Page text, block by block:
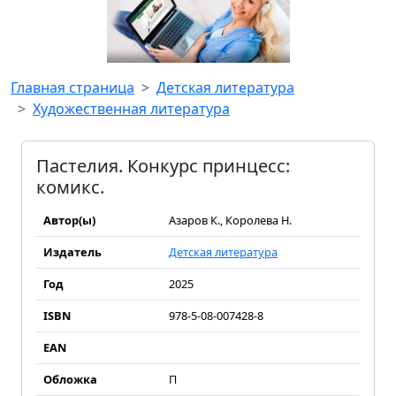
Главная страница
Детская литература
Художественная литература
Пастелия. Конкурс принцесс:
комикс.
Автор(ы)
Азаров К., Королева Н.
Издатель
Детская литература
Год
2025
ISBN
978-5-08-007428-8
EAN
Обложка
П